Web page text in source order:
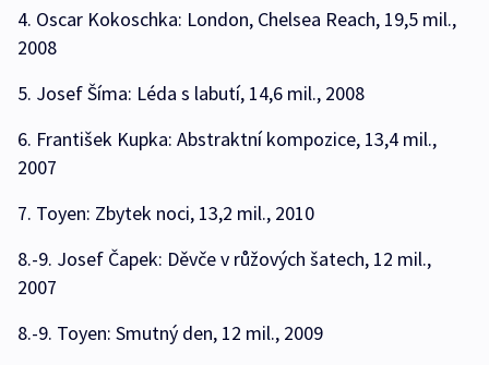
4. Oscar Kokoschka: London, Chelsea Reach, 19,5 mil.,
2008
5. Josef Šíma: Léda s labutí, 14,6 mil., 2008
6. František Kupka: Abstraktní kompozice, 13,4 mil.,
2007
7. Toyen: Zbytek noci, 13,2 mil., 2010
8.-9. Josef Čapek: Děvče v růžových šatech, 12 mil.,
2007
8.-9. Toyen: Smutný den, 12 mil., 2009